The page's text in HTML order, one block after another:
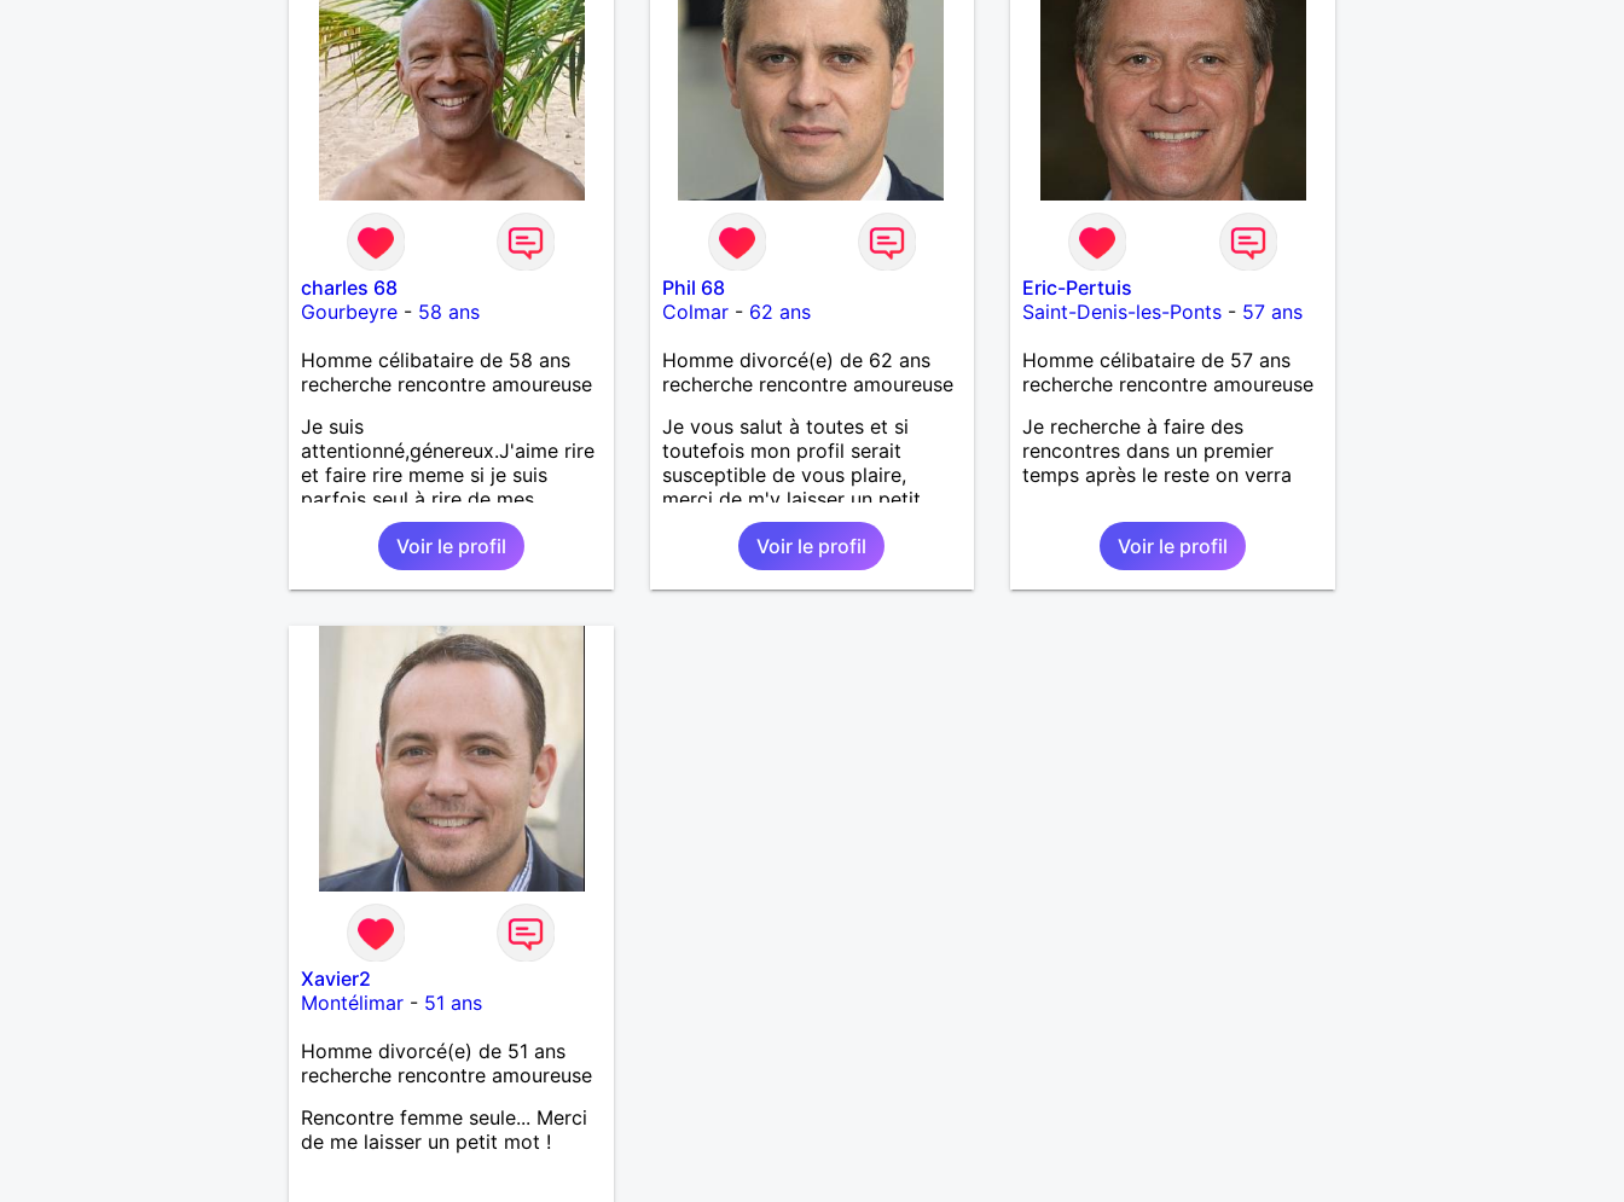
charles 68
Gourbeyre- 58 ans
Homme célibataire de 58 ans
recherche rencontre amoureuse
Je suis
attentionné,génereux.J'aime rire
et faire rire meme si je suis
parfois seul à rire de mes
Voir le profil
Phil 68
Colmar- 62 ans
Homme divorcé(e) de 62 ans
recherche rencontre amoureuse
Je vous salut à toutes et si
toutefois mon profil serait
susceptible de vous plaire,
merci de m'y laisser un petit
mot et je vous répondrais sans
détour ! Un petit effort et c'est
Voir le profil
Eric-Pertuis
Saint-Denis-les-Ponts - 57 ans
Homme célibataire de 57 ans
recherche rencontre amoureuse
Je recherche à faire des
rencontres dans un premier
temps après le reste on verra
Voir le profil
Xavier2
Montélimar- 51 ans
Homme divorcé(e) de 51 ans
recherche rencontre amoureuse
Rencontre femme seule... Merci
de me laisser un petit mot !